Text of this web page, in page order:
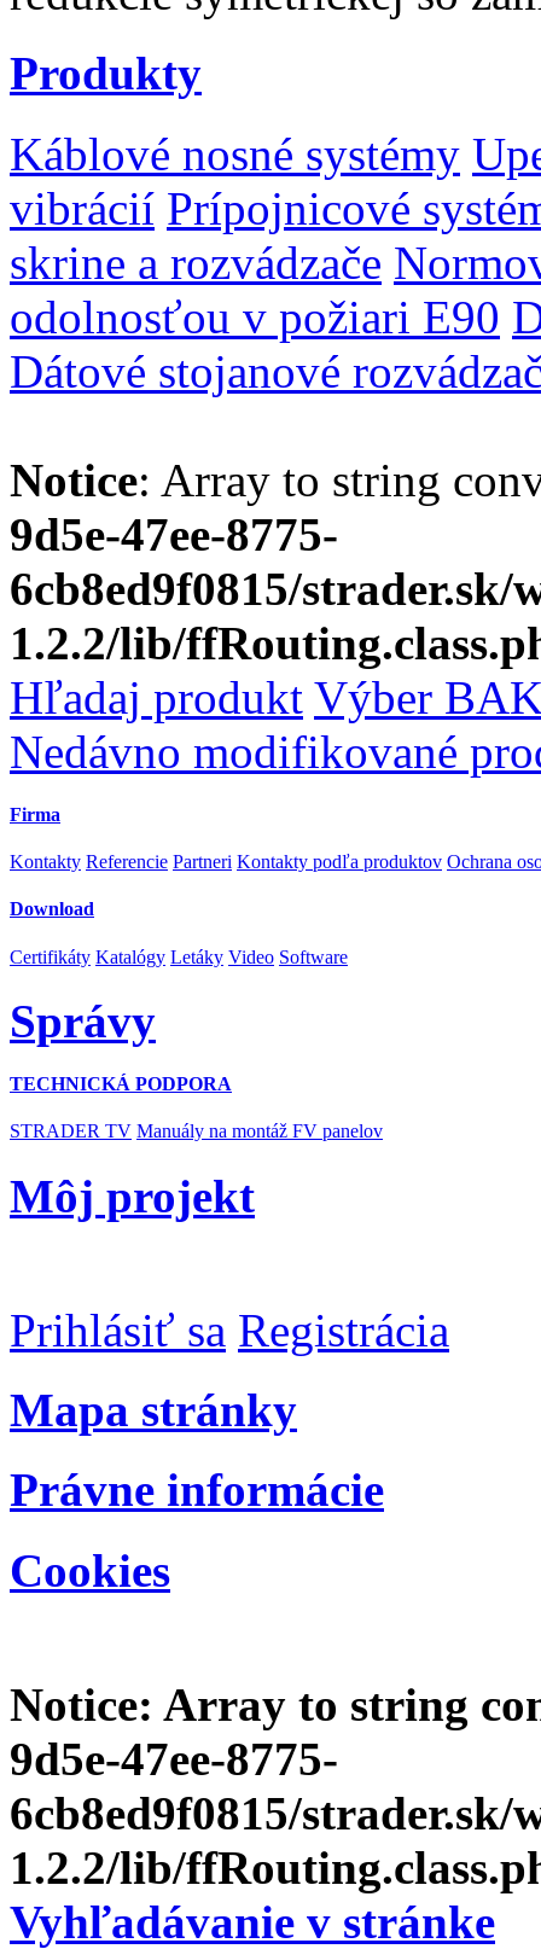
Produkty
Káblové nosné systémy
vibrácií Prípojnicové
skrine a rozvádzače
odolnosťou v požiari E90
Dátové stojanové
Notice: Array to string
9d5e-47ee-8775-
6cb8ed9f0815/
1.2.2/lib/
Hľadaj produkt Výber
Nedávno modifikované
Firma
Kontakty Referencie Partneri Kontakty podľa produktov Ochrana
Download
Certifikáty Katalógy Letáky Video Software
Správy
TECHNICKÁ PODPORA
STRADER TV Manuály na montáž FV panelov
Môj projekt
Prihlásiť sa Registrácia
Mapa stránky
Právne informácie
Cookies
Notice: Array to string
9d5e-47ee-8775-
6cb8ed9f0815/
1.2.2/lib/
Vyhľadávanie v stránke